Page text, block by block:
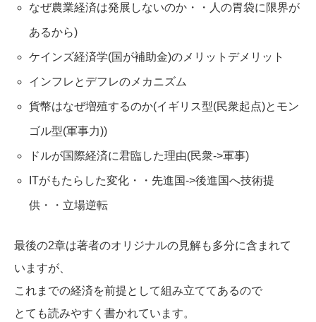
なぜ農業経済は発展しないのか・・人の胃袋に限界が
あるから)
ケインズ経済学(国が補助金)のメリットデメリット
インフレとデフレのメカニズム
貨幣はなぜ増殖するのか(イギリス型(民衆起点)とモン
ゴル型(軍事力))
ドルが国際経済に君臨した理由(民衆->軍事)
ITがもたらした変化・・先進国->後進国へ技術提
供・・立場逆転
最後の2章は著者のオリジナルの見解も多分に含まれて
いますが、
これまでの経済を前提として組み立ててあるので
とても読みやすく書かれています。